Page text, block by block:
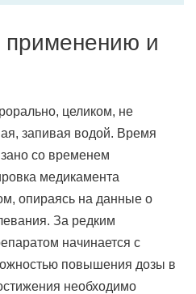
применению и
целиком, не
запивая водой. Время
со временем
медикамента
опираясь на данные о
За редким
начинается с
повышения дозы в
необходимо